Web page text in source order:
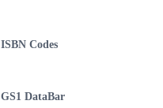
ISBN Codes
GS1 DataBar